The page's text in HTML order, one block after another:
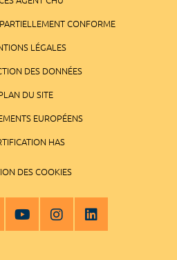
CONFORME
LÉGALES
DES DONNÉES
DU SITE
EUROPÉENS
HAS
DES COOKIES